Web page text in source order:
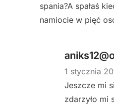
spania?A spałaś
namiocie w pięć
1 stycznia
Jeszcze mi
zdarzyło mi